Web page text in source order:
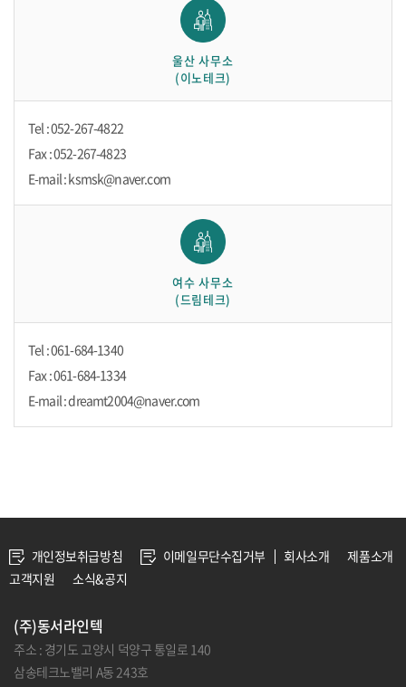
울산 사무소
(이노테크)
Tel : 052-267-4822
Fax : 052-267-4823
E-mail : ksmsk@naver.com
여수 사무소
(드림테크)
Tel : 061-684-1340
Fax : 061-684-1334
E-mail : dreamt2004@naver.com
개인정보취급방침 이메일무단수집거부 회사소개
제품소개
고객지원
소식&공지
(주)동서라인텍
주소 : 경기도 고양시 덕양구 통일로 140
삼송테크노밸리 A동 243호